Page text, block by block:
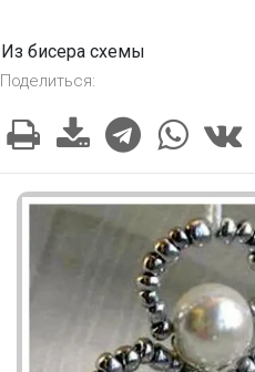
Из бисера схемы
Поделиться: